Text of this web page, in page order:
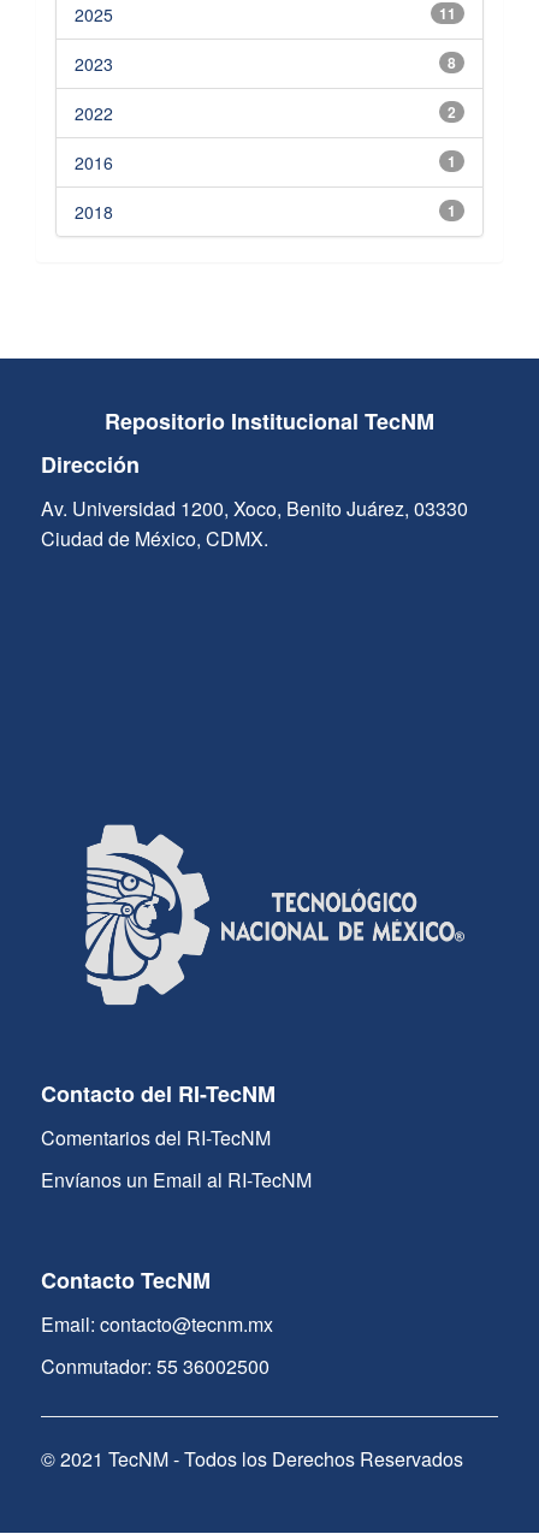
11
2025
8
2023
2
2022
1
2016
1
2018
Repositorio Institucional TecNM
Dirección
Av. Universidad 1200, Xoco, Benito Juárez, 03330
Ciudad de México, CDMX.
Contacto del RI-TecNM
Comentarios del RI-TecNM
Envíanos un Email al RI-TecNM
Contacto TecNM
Email: contacto@tecnm.mx
Conmutador: 55 36002500
© 2021 TecNM - Todos los Derechos Reservados